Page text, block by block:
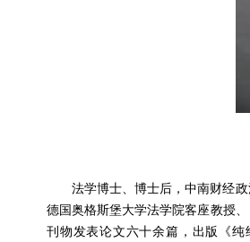
法学博士、博士后，中南财经
德国奥格斯堡大学法学院客座教授
刊物发表论文六十余篇，出版《